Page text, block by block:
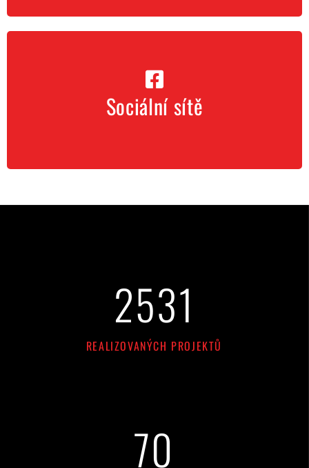
Sociální sítě
Chci sociální sítě
2782
REALIZOVANÝCH PROJEKTŮ
77